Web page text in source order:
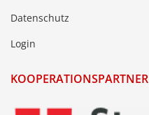
Datenschutz
Login
KOOPERATIONSPARTNER